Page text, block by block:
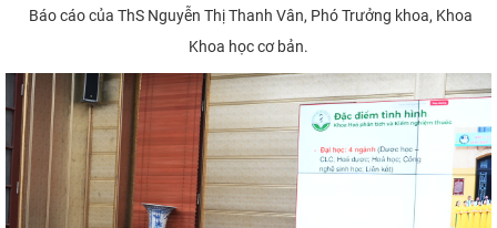
Báo cáo của ThS Nguyễn Thị Thanh Vân, Phó Trưởng khoa, Khoa
Khoa học cơ bản.